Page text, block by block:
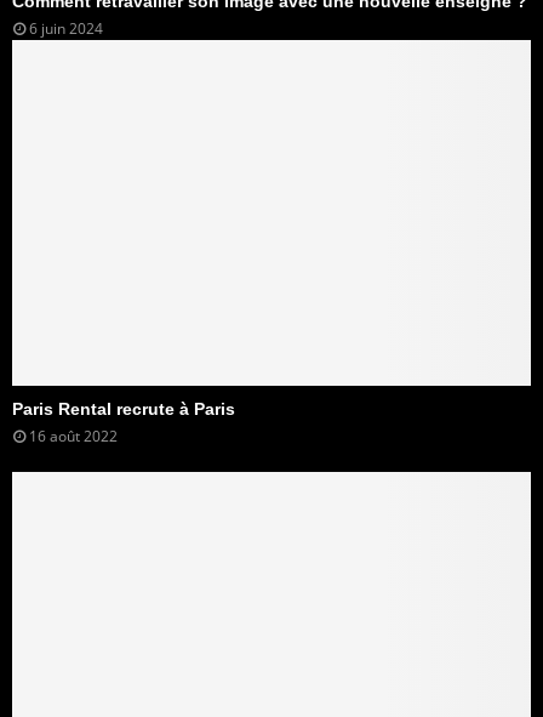
6 juin 2024
Paris Rental recrute à Paris
16 août 2022